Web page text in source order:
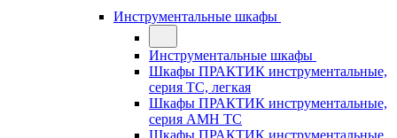
Инструментальные шкафы
Инструментальные шкафы
Шкафы ПРАКТИК инструментальные,
серия ТC, легкая
Шкафы ПРАКТИК инструментальные,
серия AMH TC
Шкафы ПРАКТИК инструментальные,